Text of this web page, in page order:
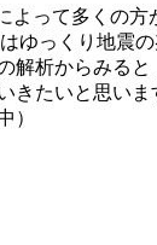
よって多くの
っくり地震
析からみる
きたいと思いま